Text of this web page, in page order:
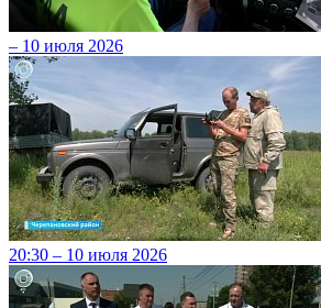
– 10 июля 2026
20:30 – 10 июля 2026